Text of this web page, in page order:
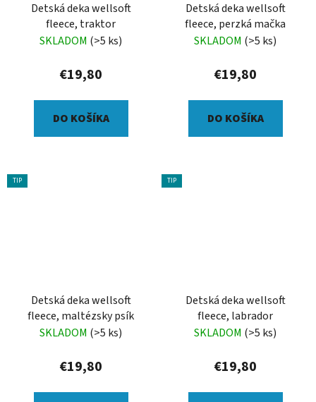
Detská deka wellsoft
fleece, traktor
SKLADOM (>5 ks)
€19,80
DO KOŠÍKA
Detská deka wellsoft
fleece, perzká mačka
SKLADOM (>5 ks)
€19,80
DO KOŠÍKA
TIP
Detská deka wellsoft
fleece, maltézsky psík
SKLADOM (>5 ks)
€19,80
TIP
Detská deka wellsoft
fleece, labrador
SKLADOM (>5 ks)
€19,80